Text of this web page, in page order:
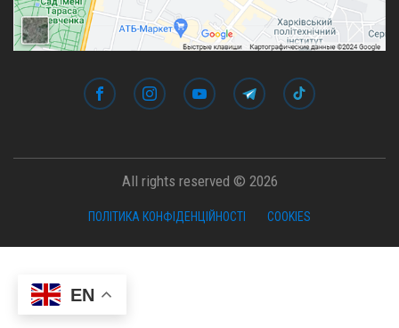
EN
All rights reserved © 2026
ПОЛІТИКА КОНФІДЕНЦІЙНОСТІ COOKIES